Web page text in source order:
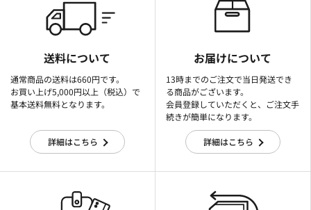
送料について
通常商品の送料は660円です。
お買い上げ5,000円以上（税込）で
基本送料無料となります。
詳細はこちら
お届けについて
13時までのご注文で当日発送でき
る商品がございます。
会員登録していただくと、ご注文手
続きが簡単になります。
詳細はこちら